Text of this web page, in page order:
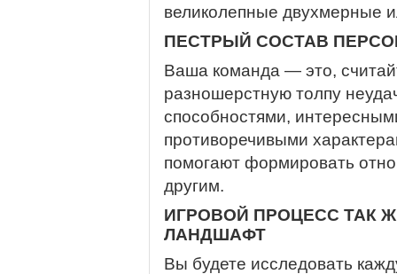
великолепные двухмерные
ПЕСТРЫЙ СОСТАВ
Ваша команда — это,
разношерстную толпу
способностями,
противоречивыми
помогают формировать
другим.
ИГРОВОЙ ПРОЦЕСС ТАК
ЛАНДШАФТ
Вы будете исследовать